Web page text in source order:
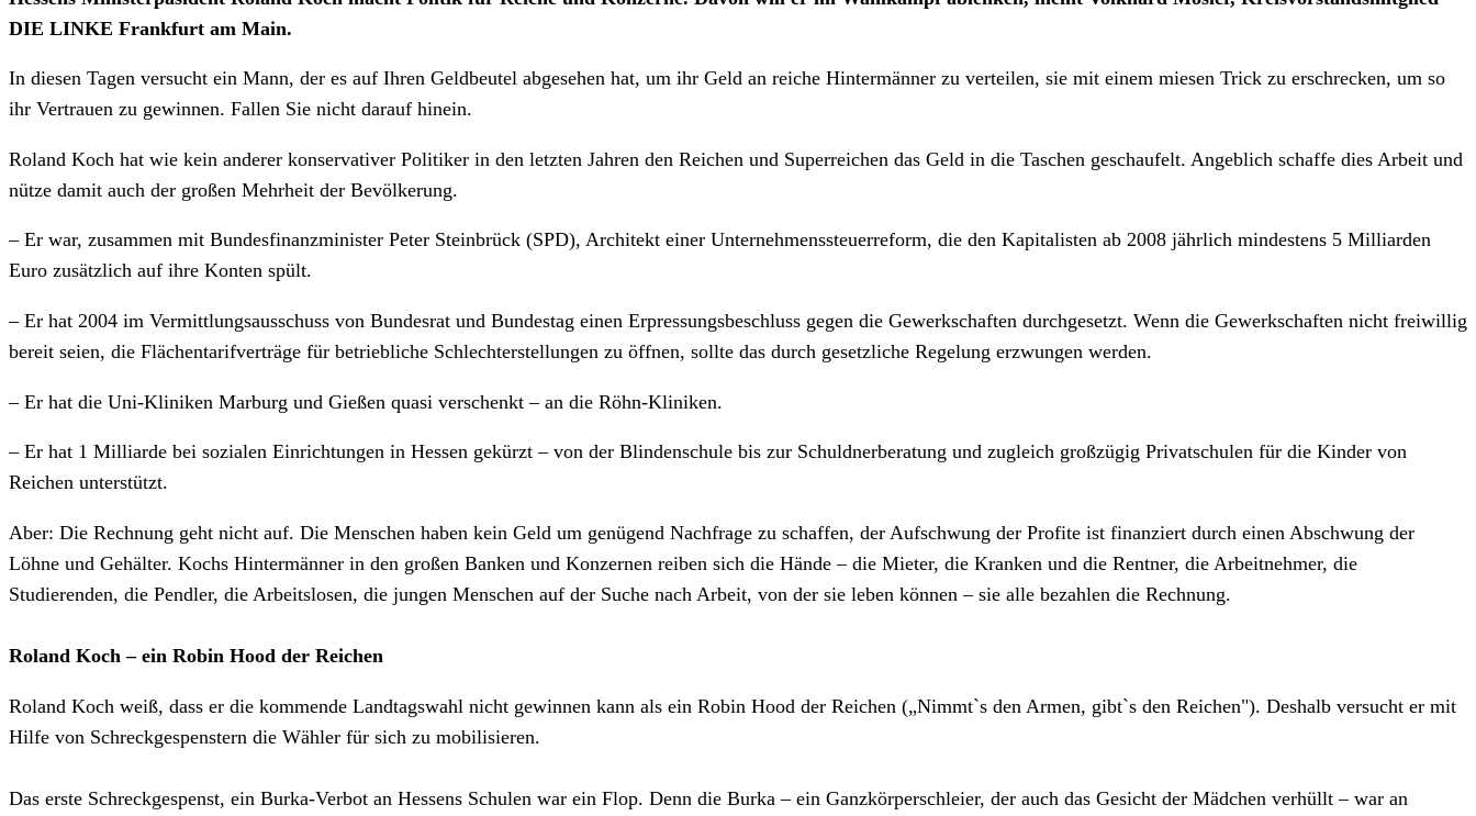
DIE LINKE Frankfurt am Main.
In diesen Tagen versucht ein Mann, der es auf Ihren Geldbeutel abgesehen hat, um ihr Geld an reiche Hintermänner zu verteilen, sie mit einem miesen Trick zu erschrecken, um so
ihr Vertrauen zu gewinnen. Fallen Sie nicht darauf hinein.
Roland Koch hat wie kein anderer konservativer Politiker in den letzten Jahren den Reichen und Superreichen das Geld in die Taschen geschaufelt. Angeblich schaffe dies Arbeit und
nütze damit auch der großen Mehrheit der Bevölkerung.
– Er war, zusammen mit Bundesfinanzminister Peter Steinbrück (SPD), Architekt einer Unternehmenssteuerreform, die den Kapitalisten ab 2008 jährlich mindestens 5 Milliarden
Euro zusätzlich auf ihre Konten spült.
– Er hat 2004 im Vermittlungsausschuss von Bundesrat und Bundestag einen Erpressungsbeschluss gegen die Gewerkschaften durchgesetzt. Wenn die Gewerkschaften nicht freiwillig
bereit seien, die Flächentarifverträge für betriebliche Schlechterstellungen zu öffnen, sollte das durch gesetzliche Regelung erzwungen werden.
– Er hat die Uni-Kliniken Marburg und Gießen quasi verschenkt – an die Röhn-Kliniken.
– Er hat 1 Milliarde bei sozialen Einrichtungen in Hessen gekürzt – von der Blindenschule bis zur Schuldnerberatung und zugleich großzügig Privatschulen für die Kinder von
Reichen unterstützt.
Aber: Die Rechnung geht nicht auf. Die Menschen haben kein Geld um genügend Nachfrage zu schaffen, der Aufschwung der Profite ist finanziert durch einen Abschwung der
Löhne und Gehälter. Kochs Hintermänner in den großen Banken und Konzernen reiben sich die Hände – die Mieter, die Kranken und die Rentner, die Arbeitnehmer, die
Studierenden, die Pendler, die Arbeitslosen, die jungen Menschen auf der Suche nach Arbeit, von der sie leben können – sie alle bezahlen die Rechnung.
Roland Koch – ein Robin Hood der Reichen
Roland Koch weiß, dass er die kommende Landtagswahl nicht gewinnen kann als ein Robin Hood der Reichen („Nimmt`s den Armen, gibt`s den Reichen"). Deshalb versucht er mit
Hilfe von Schreckgespenstern die Wähler für sich zu mobilisieren.
Das erste Schreckgespenst, ein Burka-Verbot an Hessens Schulen war ein Flop. Denn die Burka – ein Ganzkörperschleier, der auch das Gesicht der Mädchen verhüllt – war an